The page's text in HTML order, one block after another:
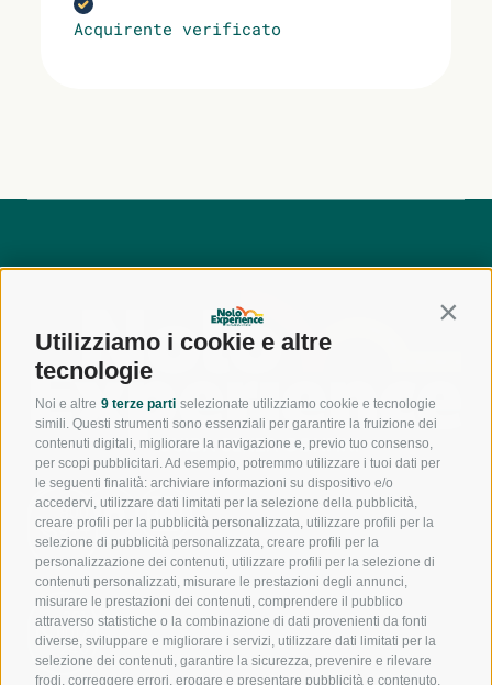
Utilizziamo i cookie e altre
tecnologie
Noi e altre 9 terze parti selezionate utilizziamo cookie e tecnologie
simili. Questi strumenti sono essenziali per garantire la fruizione dei
contenuti digitali, migliorare la navigazione e, previo tuo consenso,
per scopi pubblicitari. Ad esempio, potremmo utilizzare i tuoi dati per
le seguenti finalità: archiviare informazioni su dispositivo e/o
accedervi, utilizzare dati limitati per la selezione della pubblicità,
creare profili per la pubblicità personalizzata, utilizzare profili per la
selezione di pubblicità personalizzata, creare profili per la
personalizzazione dei contenuti, utilizzare profili per la selezione di
contenuti personalizzati, misurare le prestazioni degli annunci,
misurare le prestazioni dei contenuti, comprendere il pubblico
attraverso statistiche o la combinazione di dati provenienti da fonti
diverse, sviluppare e migliorare i servizi, utilizzare dati limitati per la
selezione dei contenuti, garantire la sicurezza, prevenire e rilevare
frodi, correggere errori, erogare e presentare pubblicità e contenuto,
Acquirente verificato
800
944
550
391
1017
240